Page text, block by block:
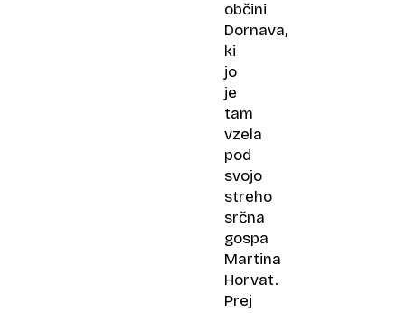
občini
Dornava,
ki
jo
je
tam
vzela
pod
svojo
streho
srčna
gospa
Martina
Horvat.
Prej